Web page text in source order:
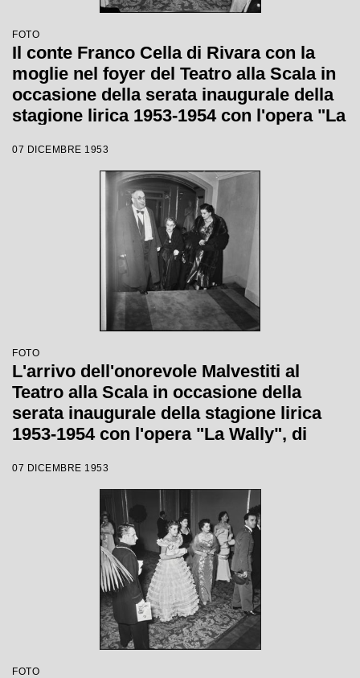
FOTO
Il conte Franco Cella di Rivara con la
moglie nel foyer del Teatro alla Scala in
occasione della serata inaugurale della
stagione lirica 1953-1954 con l'opera "La
Carlo Maria Giulini, con la regia di
Tatiana Pavlova
07 DICEMBRE 1953
FOTO
L'arrivo dell'onorevole Malvestiti al
Teatro alla Scala in occasione della
serata inaugurale della stagione lirica
1953-1954 con l'opera "La Wally", di
Giulini, con la regia di Tatiana Pavlova
07 DICEMBRE 1953
FOTO